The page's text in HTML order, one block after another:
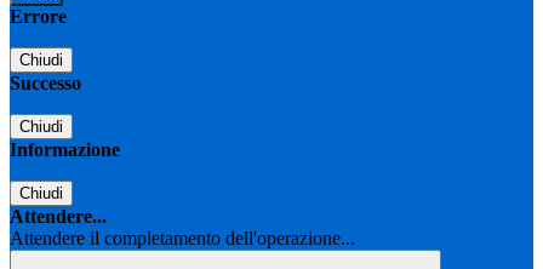
Errore
Chiudi
Successo
Chiudi
Informazione
Chiudi
Attendere...
Attendere il completamento dell'operazione...